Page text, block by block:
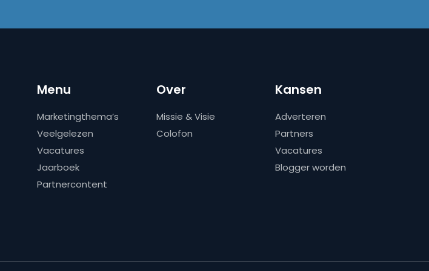
Menu
Marketingthema’s
Veelgelezen
Vacatures
Jaarboek
Partnercontent
Over
Missie & Visie
Colofon
Kansen
Adverteren
Partners
Vacatures
Blogger worden